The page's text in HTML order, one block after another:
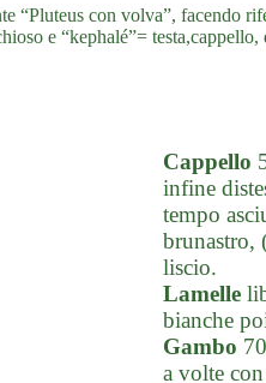
“Pluteus con volva”, facendo
e “kephalé”=
Cappello
infine
tempo
brunastro,
liscio.
Lamelle
bianche
Gambo
a volte